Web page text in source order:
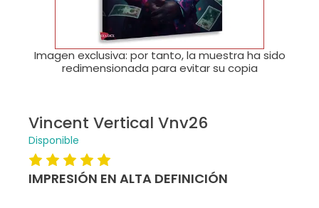
Imagen exclusiva: por tanto, la muestra ha sido
redimensionada para evitar su copia
Vincent Vertical Vnv26
Disponible
IMPRESIÓN EN ALTA DEFINICIÓN